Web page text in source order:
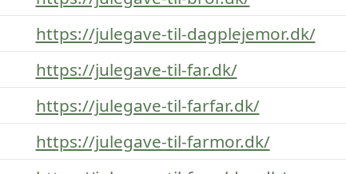
https://julegave-til-dagplejemor.dk/
https://julegave-til-far.dk/
https://julegave-til-farfar.dk/
https://julegave-til-farmor.dk/